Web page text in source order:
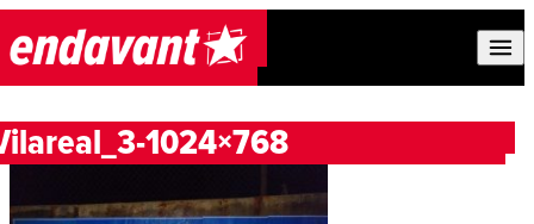
Skip to content
1024×768